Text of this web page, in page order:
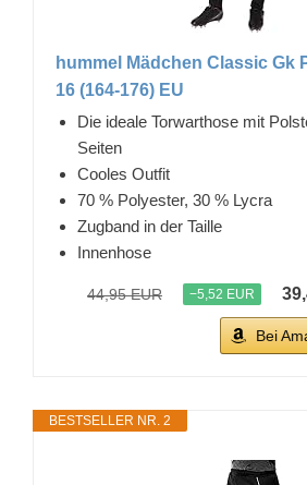
hummel Mädchen Classic Gk
16 (164-176) EU
Die ideale Torwarthose mit
Seiten
Cooles Outfit
70 % Polyester, 30 % Lycra
Zugband in der Taille
Innenhose
44,95 EUR −5,52 EUR
Bei
BESTSELLER NR. 2